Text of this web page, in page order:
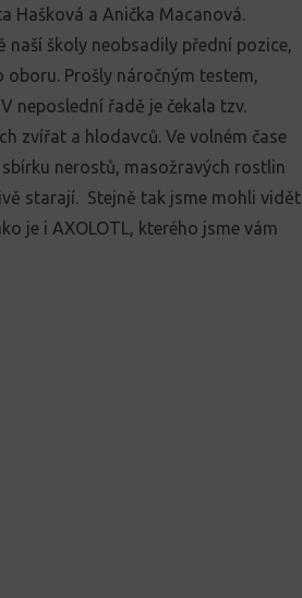
Hašková a Anička Macanová.
naší školy neobsadily přední pozice,
oboru. Prošly náročným testem,
neposlední řadě je čekala tzv.
zvířat a hlodavců. Ve volném čase
nerostů, masožravých rostlin
starají. Stejně tak jsme mohli vidět
je i AXOLOTL, kterého jsme vám